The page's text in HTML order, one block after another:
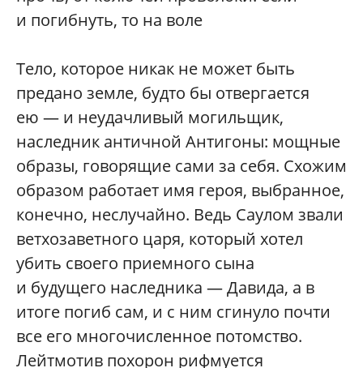
и погибнуть, то на воле
Тело, которое никак не может быть
предано земле, будто бы отвергается
ею — и неудачливый могильщик,
наследник античной Антигоны: мощные
образы, говорящие сами за себя. Схожим
образом работает имя героя, выбранное,
конечно, неслучайно. Ведь Саулом звали
ветхозаветного царя, который хотел
убить своего приемного сына
и будущего наследника — Давида, а в
итоге погиб сам, и с ним сгинуло почти
все его многочисленное потомство.
Лейтмотив похорон рифмуется